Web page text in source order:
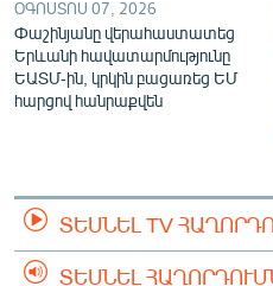
ՕԳՈՍՏՈՍ 07, 2026
Փաշինյանը վերահաստատեց
Երևանի հավատարմությունը
ԵԱՏՄ-ին, կրկին բացառեց ԵՄ
հարցով հանրաքվեն
ՏԵՍՆԵԼ TV
ՏԵՍՆԵԼ